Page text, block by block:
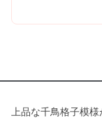
上品な千鳥格子模